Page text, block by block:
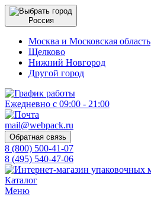
Россия
Москва и Московская область
Щелково
Нижний Новгород
Другой город
Ежедневно с 09:00 - 21:00
mail@webpack.ru
Обратная связь
8 (800) 500-41-07
8 (495) 540-47-06
Каталог
Меню